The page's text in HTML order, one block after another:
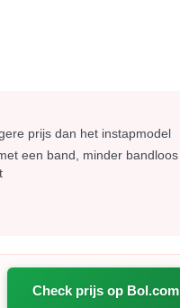
prijs dan het instapmodel
een band, minder bandloos
Check prijs op Bol.com